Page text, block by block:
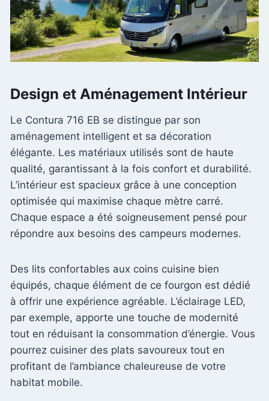
Design et Aménagement Intérieur
Le Contura 716 EB se distingue par son
aménagement intelligent et sa décoration
élégante. Les matériaux utilisés sont de haute
qualité, garantissant à la fois confort et durabilité.
L’intérieur est spacieux grâce à une conception
optimisée qui maximise chaque mètre carré.
Chaque espace a été soigneusement pensé pour
répondre aux besoins des campeurs modernes.
Des lits confortables aux coins cuisine bien
équipés, chaque élément de ce fourgon est dédié
à offrir une expérience agréable. L’éclairage LED,
par exemple, apporte une touche de modernité
tout en réduisant la consommation d’énergie. Vous
pourrez cuisiner des plats savoureux tout en
profitant de l’ambiance chaleureuse de votre
habitat mobile.